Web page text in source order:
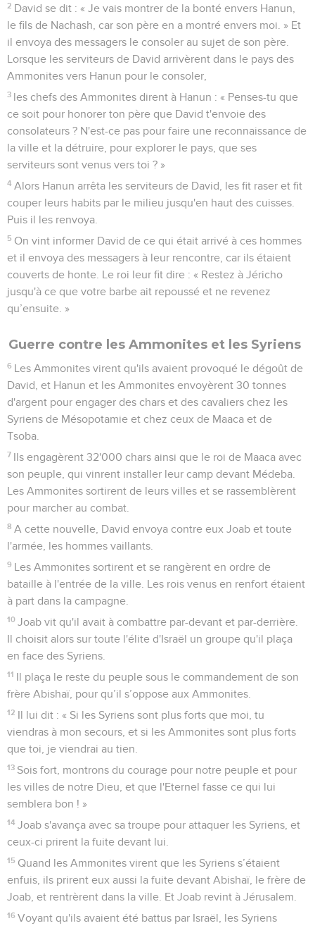
2 David se dit : « Je vais montrer de la bonté envers Hanun,
le fils de Nachash, car son père en a montré envers moi. » Et
il envoya des messagers le consoler au sujet de son père.
Lorsque les serviteurs de David arrivèrent dans le pays des
Ammonites vers Hanun pour le consoler,
3 les chefs des Ammonites dirent à Hanun : « Penses-tu que
ce soit pour honorer ton père que David t'envoie des
consolateurs ? N'est-ce pas pour faire une reconnaissance de
la ville et la détruire, pour explorer le pays, que ses
serviteurs sont venus vers toi ? »
4 Alors Hanun arrêta les serviteurs de David, les fit raser et fit
couper leurs habits par le milieu jusqu'en haut des cuisses.
Puis il les renvoya.
5 On vint informer David de ce qui était arrivé à ces hommes
et il envoya des messagers à leur rencontre, car ils étaient
couverts de honte. Le roi leur fit dire : « Restez à Jéricho
jusqu'à ce que votre barbe ait repoussé et ne revenez
qu’ensuite. »
Guerre contre les Ammonites et les Syriens
6 Les Ammonites virent qu'ils avaient provoqué le dégoût de
David, et Hanun et les Ammonites envoyèrent 30 tonnes
d'argent pour engager des chars et des cavaliers chez les
Syriens de Mésopotamie et chez ceux de Maaca et de
Tsoba.
7 Ils engagèrent 32'000 chars ainsi que le roi de Maaca avec
son peuple, qui vinrent installer leur camp devant Médeba.
Les Ammonites sortirent de leurs villes et se rassemblèrent
pour marcher au combat.
8 A cette nouvelle, David envoya contre eux Joab et toute
l'armée, les hommes vaillants.
9 Les Ammonites sortirent et se rangèrent en ordre de
bataille à l'entrée de la ville. Les rois venus en renfort étaient
à part dans la campagne.
10 Joab vit qu'il avait à combattre par-devant et par-derrière.
Il choisit alors sur toute l'élite d'Israël un groupe qu'il plaça
en face des Syriens.
11 Il plaça le reste du peuple sous le commandement de son
frère Abishaï, pour qu’il s’oppose aux Ammonites.
12 Il lui dit : « Si les Syriens sont plus forts que moi, tu
viendras à mon secours, et si les Ammonites sont plus forts
que toi, je viendrai au tien.
13 Sois fort, montrons du courage pour notre peuple et pour
les villes de notre Dieu, et que l'Eternel fasse ce qui lui
semblera bon ! »
14 Joab s'avança avec sa troupe pour attaquer les Syriens, et
ceux-ci prirent la fuite devant lui.
15 Quand les Ammonites virent que les Syriens s’étaient
enfuis, ils prirent eux aussi la fuite devant Abishaï, le frère de
Joab, et rentrèrent dans la ville. Et Joab revint à Jérusalem.
16 Voyant qu'ils avaient été battus par Israël, les Syriens